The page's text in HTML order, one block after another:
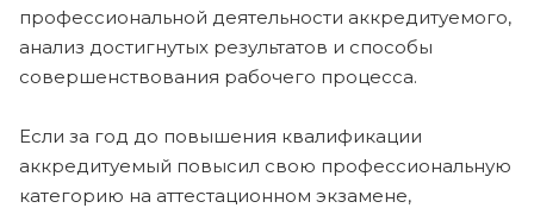
профессиональной деятельности аккредитуемого,
анализ достигнутых результатов и способы
совершенствования рабочего процесса.
Если за год до повышения квалификации
аккредитуемый повысил свою профессиональную
категорию на аттестационном экзамене,